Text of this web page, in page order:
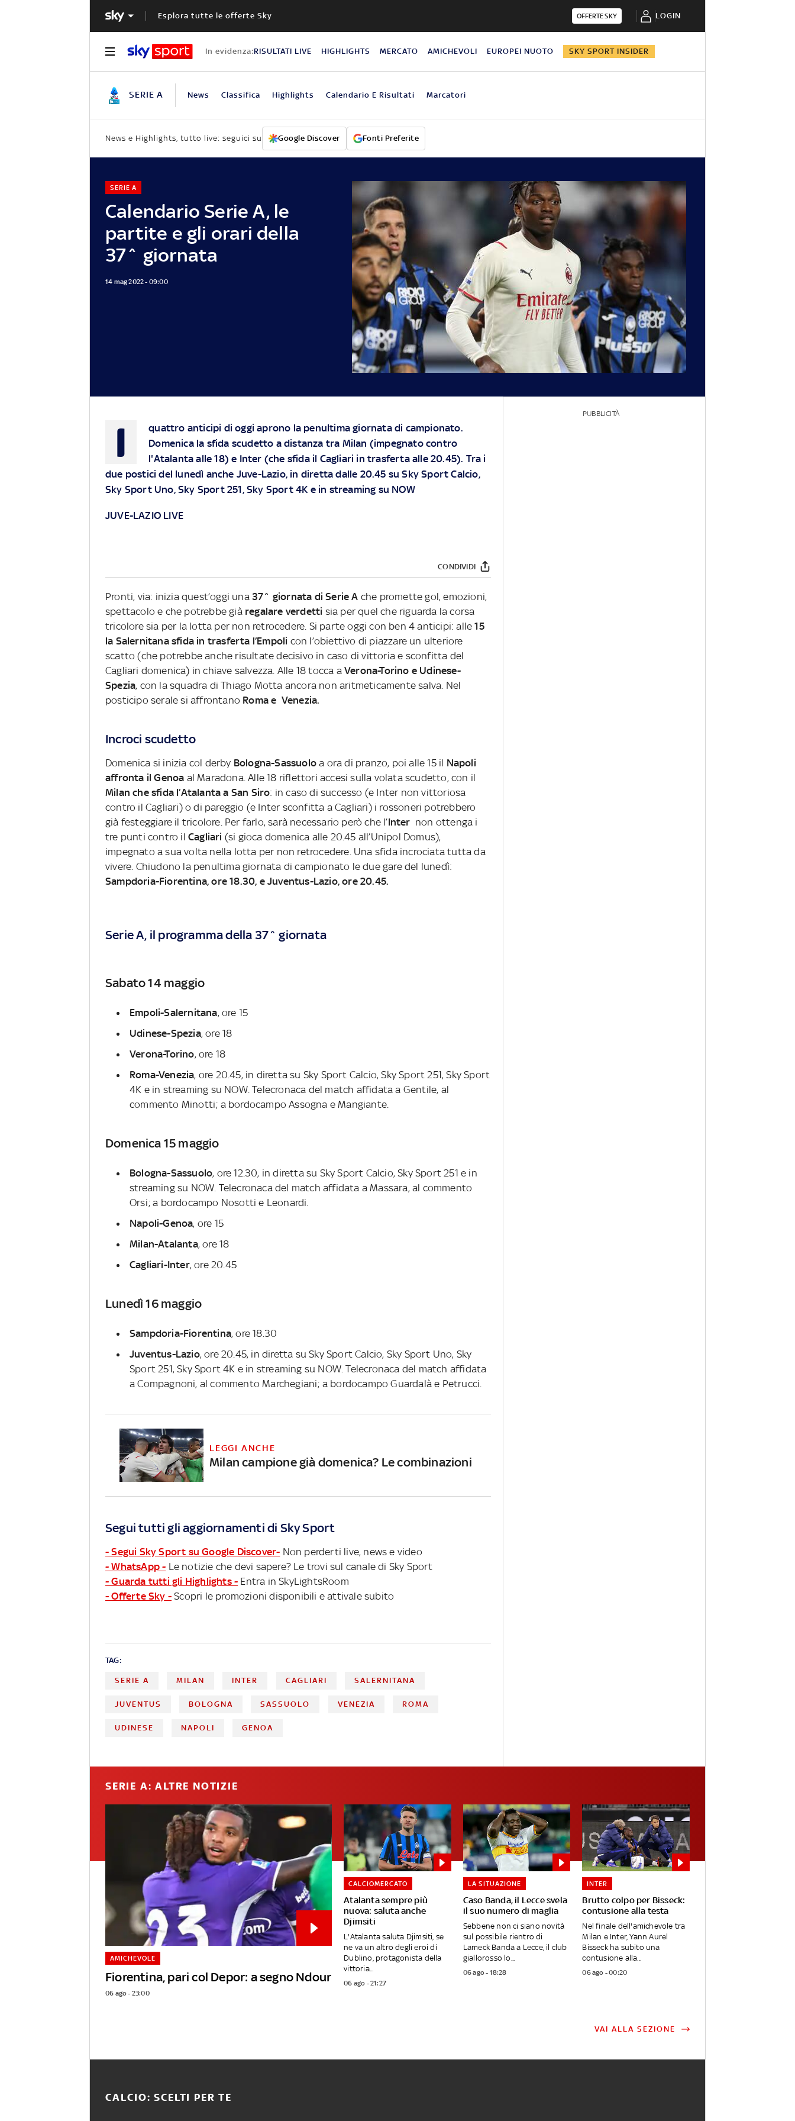
Esplora tutte le offerte Sky OFFERTE SKY LOGIN
In evidenza:RISULTATI LIVE HIGHLIGHTS MERCATO AMICHEVOLI EUROPEI NUOTO SKY SPORT INSIDER
SERIE A News Classifica Highlights Calendario E Risultati Marcatori
News e Highlights, tutto live: seguici su Google Discover Fonti Preferite
Calendario Serie A, le
partite e gli orari della
37^ giornata
SERIE A
14 mag 2022 - 09:00
I
quattro anticipi di oggi aprono la penultima giornata di campionato.
Domenica la sfida scudetto a distanza tra Milan (impegnato contro
l'Atalanta alle 18) e Inter (che sfida il Cagliari in trasferta alle 20.45). Tra i
due postici del lunedì anche Juve-Lazio, in diretta dalle 20.45 su Sky Sport Calcio,
Sky Sport Uno, Sky Sport 251, Sky Sport 4K e in streaming su NOW
JUVE-LAZIO LIVE
CONDIVIDI
Pronti, via: inizia quest’oggi una 37^ giornata di Serie A che promette gol, emozioni,
spettacolo e che potrebbe già regalare verdetti sia per quel che riguarda la corsa
tricolore sia per la lotta per non retrocedere. Si parte oggi con ben 4 anticipi: alle15
la Salernitana sfida in trasferta l’Empoli con l’obiettivo di piazzare un ulteriore
scatto (che potrebbe anche risultate decisivo in caso di vittoria e sconfitta del
Cagliari domenica) in chiave salvezza. Alle 18 tocca a Verona-Torino e Udinese-
Spezia, con la squadra di Thiago Motta ancora non aritmeticamente salva. Nel
posticipo serale si affrontano Roma e Venezia.
Incroci scudetto
Domenica si inizia col derby Bologna-Sassuolo a ora di pranzo, poi alle 15 il Napoli
affronta il Genoa al Maradona. Alle 18 riflettori accesi sulla volata scudetto, con il
Milan che sfida l’Atalanta a San Siro: in caso di successo (e Inter non vittoriosa
contro il Cagliari) o di pareggio (e Inter sconfitta a Cagliari) i rossoneri potrebbero
già festeggiare il tricolore. Per farlo, sarà necessario però che l’Inter non ottenga i
tre punti contro il Cagliari (si gioca domenica alle 20.45 all’Unipol Domus),
impegnato a sua volta nella lotta per non retrocedere. Una sfida incrociata tutta da
vivere. Chiudono la penultima giornata di campionato le due gare del lunedì:
Sampdoria-Fiorentina, ore 18.30, e Juventus-Lazio, ore 20.45.
Serie A, il programma della 37^ giornata
Sabato 14 maggio
Empoli-Salernitana, ore 15
Udinese-Spezia, ore 18
Verona-Torino, ore 18
Roma-Venezia, ore 20.45, in diretta su Sky Sport Calcio, Sky Sport 251, Sky Sport
4K e in streaming su NOW. Telecronaca del match affidata a Gentile, al
commento Minotti; a bordocampo Assogna e Mangiante.
Domenica 15 maggio
Bologna-Sassuolo, ore 12.30, in diretta su Sky Sport Calcio, Sky Sport 251 e in
streaming su NOW. Telecronaca del match affidata a Massara, al commento
Orsi; a bordocampo Nosotti e Leonardi.
Napoli-Genoa, ore 15
Milan-Atalanta, ore 18
Cagliari-Inter, ore 20.45
Lunedì 16 maggio
Sampdoria-Fiorentina, ore 18.30
Juventus-Lazio, ore 20.45, in diretta su Sky Sport Calcio, Sky Sport Uno, Sky
Sport 251, Sky Sport 4K e in streaming su NOW. Telecronaca del match affidata
a Compagnoni, al commento Marchegiani; a bordocampo Guardalà e Petrucci.
LEGGI ANCHE
Milan campione già domenica? Le combinazioni
Segui tutti gli aggiornamenti di Sky Sport
- Segui Sky Sport su Google Discover- Non perderti live, news e video
- WhatsApp - Le notizie che devi sapere? Le trovi sul canale di Sky Sport
- Guarda tutti gli Highlights - Entra in SkyLightsRoom
- Offerte Sky - Scopri le promozioni disponibili e attivale subito
TAG:
SERIE A MILAN INTER CAGLIARI SALERNITANA
JUVENTUS BOLOGNA SASSUOLO VENEZIA ROMA
UDINESE NAPOLI GENOA
PUBBLICITÀ
SERIE A: ALTRE NOTIZIE
Fiorentina, pari col Depor: a segno Ndour
AMICHEVOLE
06 ago - 23:00
Atalanta sempre più
nuova: saluta anche
Djimsiti
CALCIOMERCATO
L'Atalanta saluta Djimsiti, se
ne va un altro degli eroi di
Dublino, protagonista della
vittoria...
06 ago - 21:27
Caso Banda, il Lecce svela
il suo numero di maglia
LA SITUAZIONE
Sebbene non ci siano novità
sul possibile rientro di
Lameck Banda a Lecce, il club
giallorosso lo...
06 ago - 18:28
Brutto colpo per Bisseck:
contusione alla testa
INTER
Nel finale dell'amichevole tra
Milan e Inter, Yann Aurel
Bisseck ha subito una
contusione alla...
06 ago - 00:20
VAI ALLA SEZIONE
CALCIO: SCELTI PER TE